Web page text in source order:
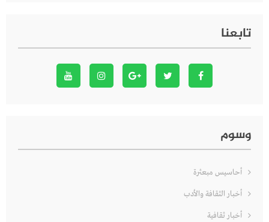
تابعنا
وسوم
أحاسيس مبعثرة
أخبار الثقافة والأدب
أخبار ثقافية